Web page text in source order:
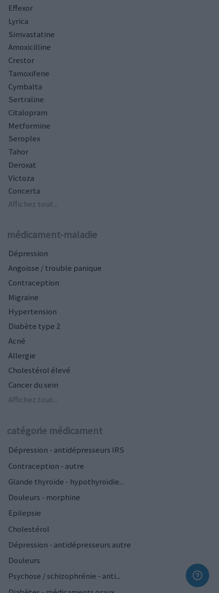
Effexor
Lyrica
Simvastatine
Amoxicilline
Crestor
Tamoxifene
Cymbalta
Sertraline
Citalopram
Metformine
Seroplex
Tahor
Deroxat
Victoza
Concerta
Affichez tout...
médicament-maladie
Dépression
Angoisse / trouble panique
Contraception
Migraine
Hypertension
Diabète type 2
Acné
Allergie
Cholestérol élevé
Cancer du sein
Affichez tout...
catégorie médicament
Dépression - antidépresseurs IRS
Contraception - autre
Glande thyroïde - hypothyroïdie...
Douleurs - morphine
Epilepsie
Cholestérol
Dépression - antidépresseurs autre
Douleurs
Psychose / schizophrénie - anti...